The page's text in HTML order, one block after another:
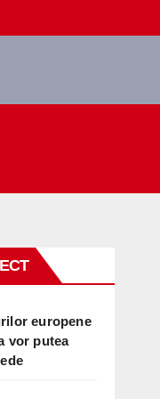
europene
vor putea